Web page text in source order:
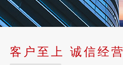
客户至上 诚信经营